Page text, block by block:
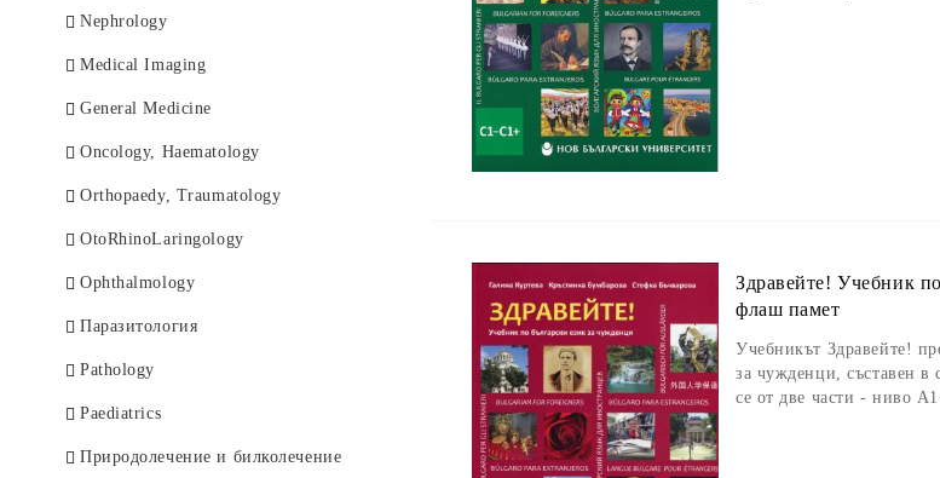
Nephrology
Medical Imaging
General Medicine
Оncology, Haematology
Orthopaedy, Traumatology
OtoRhinoLaringology
Ophthalmology
Паразитология
Pathology
Paediatrics
Природолечение и билколечение
Здравейте! Учебник
флаш памет
Учебникът Здравейте!
за чужденци, съставен в
се от две части - ниво